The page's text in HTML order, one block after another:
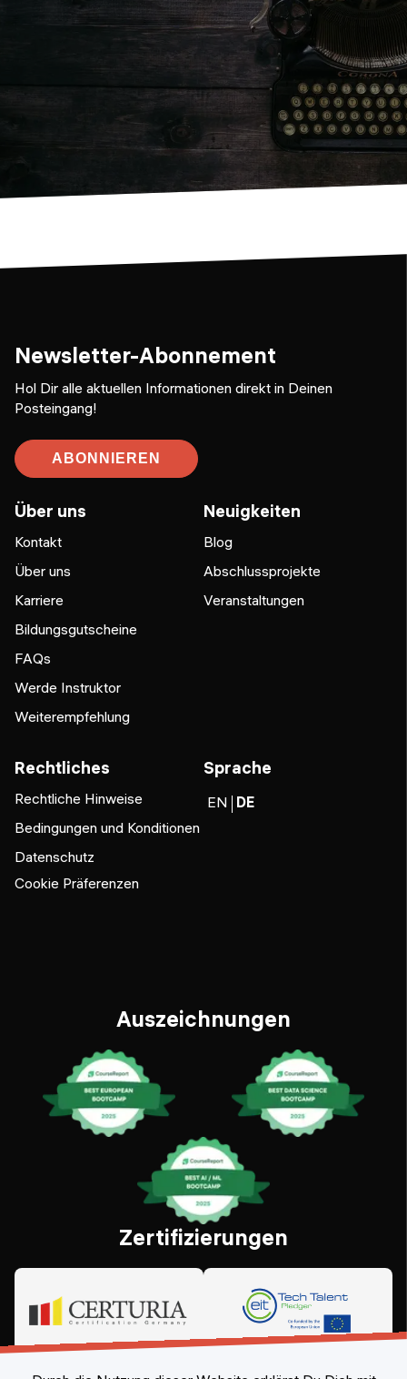
Newsletter-Abonnement
Hol Dir alle aktuellen Informationen direkt in Deinen
Posteingang!
ABONNIEREN
Über uns
Kontakt
Über uns
Karriere
Bildungsgutscheine
FAQs
Werde Instruktor
Weiterempfehlung
Neuigkeiten
Blog
Abschlussprojekte
Veranstaltungen
Rechtliches
Rechtliche Hinweise
Bedingungen und Konditionen
Datenschutz
Cookie Präferenzen
Sprache
EN DE
Auszeichnungen
Zertifizierungen